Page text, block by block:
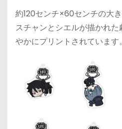
約120センチ×60センチの大
スチャンとシエルが描かれ
やかにプリントされています。